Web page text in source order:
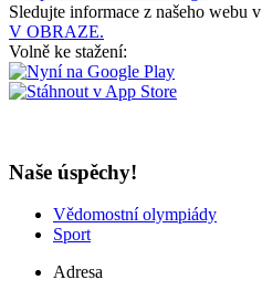
Sledujte informace z našeho webu v
V OBRAZE.
Volně ke stažení:
Naše úspěchy!
Vědomostní olympiády
Sport
Adresa